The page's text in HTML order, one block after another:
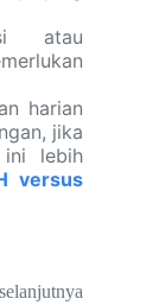
atau
harian
jika
ini lebih
versus